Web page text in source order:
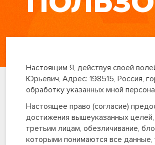
Настоящим Я, действуя своей
Юрьевич, Адрес: 198515, Россия,
обработку указанных мной
Настоящее право (согласие)
достижения вышеуказанных целей,
третьим лицам, обезличивание,
которыми понимаются все